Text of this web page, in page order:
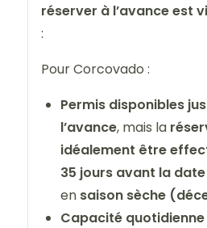
réserver à l’avance est
:
Pour Corcovado :
Permis disponibles
l’avance, mais la
idéalement être
35 jours avant la
en saison sèche
Capacité